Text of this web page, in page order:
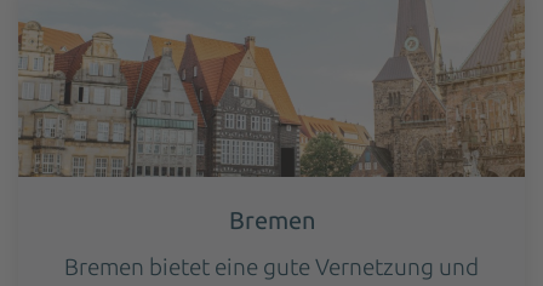
Bremen
Bremen bietet eine gute Vernetzung und